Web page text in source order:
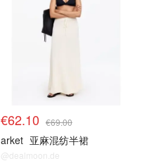
€62.10 €69.00
arket 亚麻混纺半裙
@dealmoon.de